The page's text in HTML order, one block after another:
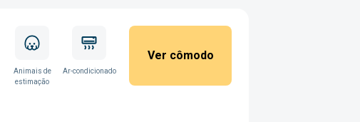
Animais de
estimação
Ar-condicionado
Ver cômodo